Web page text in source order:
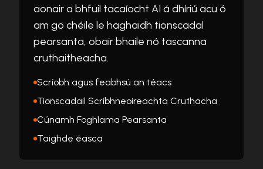
aonair a bhfuil tacaíocht AI á dhíriú acu ó
am go chéile le haghaidh tionscadal
pearsanta, obair bhaile nó tascanna
cruthaitheacha.
Scríobh agus feabhsú an téacs
Tionscadail Scríbhneoireachta Cruthacha
Cúnamh Foghlama Pearsanta
Taighde éasca